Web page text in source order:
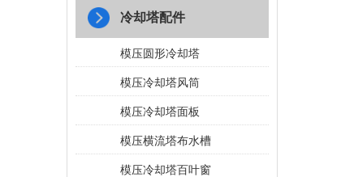
冷却塔配件
模压圆形冷却塔
模压冷却塔风筒
模压冷却塔面板
模压横流塔布水槽
模压冷却塔百叶窗